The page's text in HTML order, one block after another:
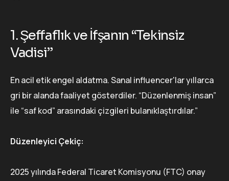
1. Şeffaflık ve İfşanın “Tekinsiz
Vadisi”
En acil etik engel aldatma. Sanal influencer'lar yıllarca
gri bir alanda faaliyet gösterdiler. “Düzenlenmiş insan”
ile “saf kod” arasındaki çizgileri bulanıklaştırdılar.”
Düzenleyici Çekiç:
2025 yılında Federal Ticaret Komisyonu (FTC) onay